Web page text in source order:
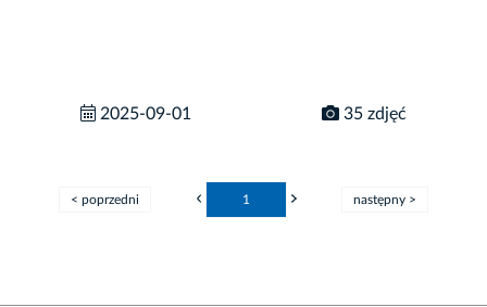
2025-09-01 35 zdjęć
< poprzedni 1 następny >